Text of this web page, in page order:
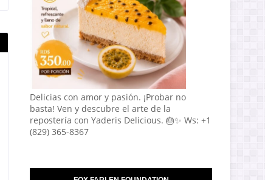
Delicias con amor y pasión. ¡Probar no
basta! Ven y descubre el arte de la
repostería con Yaderis Delicious. 🎂✨ Ws: +1
(829) 365-8367